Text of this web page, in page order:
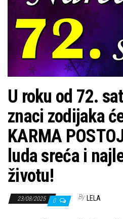
U roku od 72.
znaci zodijaka
KARMA
luda sreća i
životu!
23/08/2025 0 By LELA